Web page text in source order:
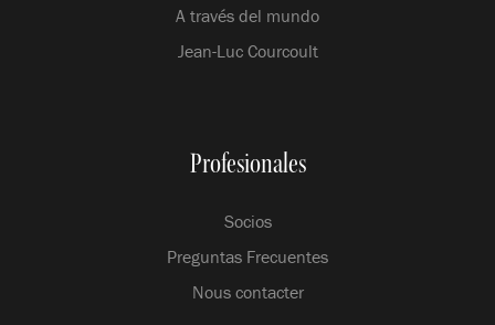
A través del mundo
Jean-Luc Courcoult
Profesionales
Socios
Preguntas Frecuentes
Nous contacter